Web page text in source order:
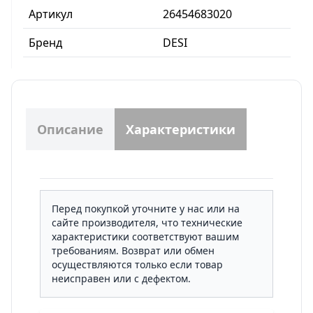
Артикул
26454683020
Бренд
DESI
Описание Характеристики
Перед покупкой уточните у нас или на
сайте производителя, что технические
характеристики соответствуют вашим
требованиям. Возврат или обмен
осуществляются только если товар
неисправен или с дефектом.